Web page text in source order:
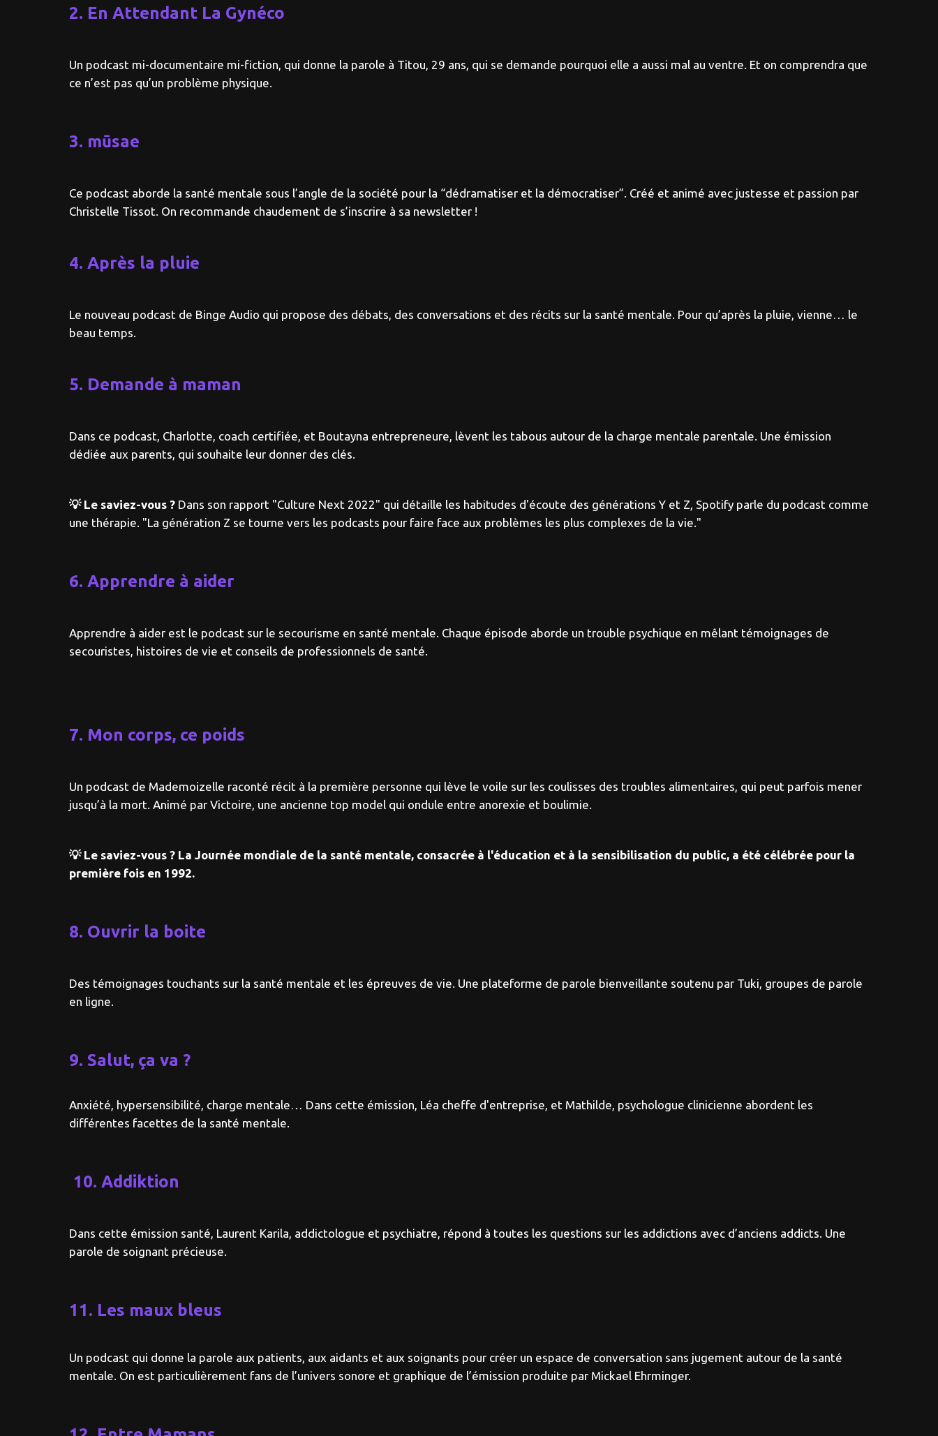
2. En Attendant La Gynéco
Un podcast mi-documentaire mi-fiction, qui donne la parole à Titou, 29 ans, qui se demande pourquoi elle a aussi mal au ventre. Et on comprendra que
ce n’est pas qu’un problème physique.
3. mūsae
Ce podcast aborde la santé mentale sous l’angle de la société pour la “dédramatiser et la démocratiser”. Créé et animé avec justesse et passion par
Christelle Tissot. On recommande chaudement de s’inscrire à sa newsletter !
4. Après la pluie
Le nouveau podcast de Binge Audio qui propose des débats, des conversations et des récits sur la santé mentale. Pour qu’après la pluie, vienne… le
beau temps.
5. Demande à maman
Dans ce podcast, Charlotte, coach certifiée, et Boutayna entrepreneure, lèvent les tabous autour de la charge mentale parentale. Une émission
dédiée aux parents, qui souhaite leur donner des clés.
💡 Le saviez-vous ? Dans son rapport "Culture Next 2022" qui détaille les habitudes d'écoute des générations Y et Z, Spotify parle du podcast comme
une thérapie. "La génération Z se tourne vers les podcasts pour faire face aux problèmes les plus complexes de la vie."
6. Apprendre à aider
Apprendre à aider est le podcast sur le secourisme en santé mentale. Chaque épisode aborde un trouble psychique en mêlant témoignages de
secouristes, histoires de vie et conseils de professionnels de santé.
7. Mon corps, ce poids
Un podcast de Mademoizelle raconté récit à la première personne qui lève le voile sur les coulisses des troubles alimentaires, qui peut parfois mener
jusqu’à la mort. Animé par Victoire, une ancienne top model qui ondule entre anorexie et boulimie.
💡 Le saviez-vous ? La Journée mondiale de la santé mentale, consacrée à l'éducation et à la sensibilisation du public, a été célébrée pour la
première fois en 1992.
8. Ouvrir la boite
Des témoignages touchants sur la santé mentale et les épreuves de vie. Une plateforme de parole bienveillante soutenu par Tuki, groupes de parole
en ligne.
9. Salut, ça va ?
Anxiété, hypersensibilité, charge mentale… Dans cette émission, Léa cheffe d'entreprise, et Mathilde, psychologue clinicienne abordent les
différentes facettes de la santé mentale.
10. Addiktion
Dans cette émission santé, Laurent Karila, addictologue et psychiatre, répond à toutes les questions sur les addictions avec d’anciens addicts. Une
parole de soignant précieuse.
11. Les maux bleus
Un podcast qui donne la parole aux patients, aux aidants et aux soignants pour créer un espace de conversation sans jugement autour de la santé
mentale. On est particulièrement fans de l’univers sonore et graphique de l’émission produite par Mickael Ehrminger.